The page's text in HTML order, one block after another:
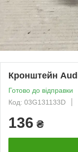
Кронштейн
Готово до відправки
Код: 03G131133D
136 ₴